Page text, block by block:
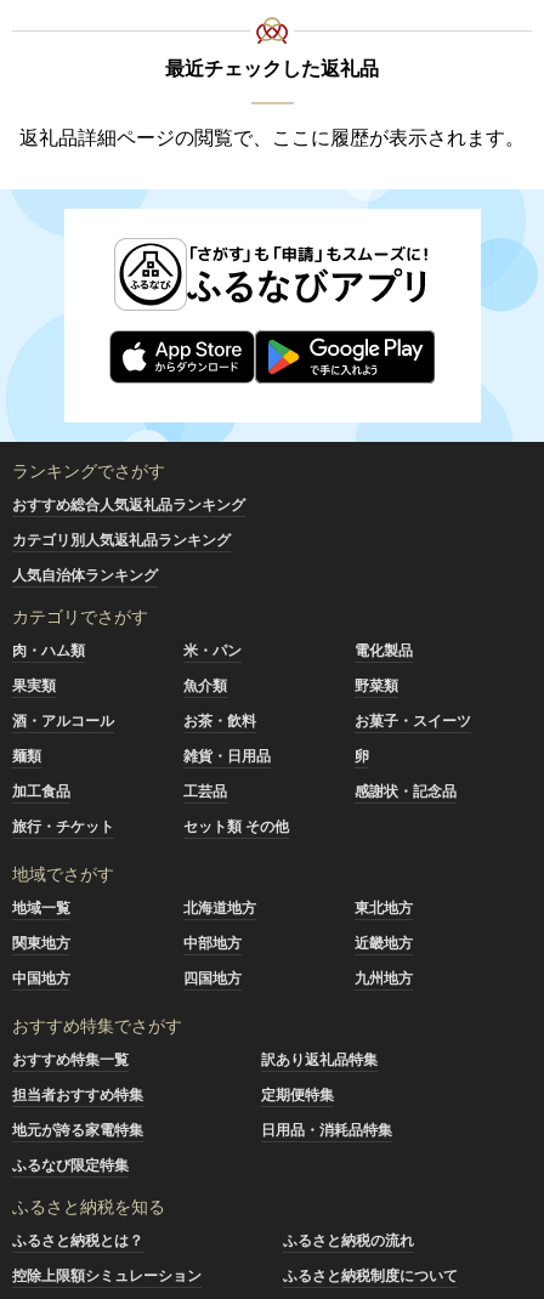
最近チェックした返礼品
返礼品詳細ページの閲覧で、ここに履歴が表示されます。
ランキングでさがす
おすすめ総合人気返礼品ランキング
カテゴリ別人気返礼品ランキング
人気自治体ランキング
カテゴリでさがす
肉・ハム類 米・パン
電化製品
果実類
魚介類
野菜類
酒・アルコール
お茶・飲料
お菓子・スイーツ
麺類
雑貨・日用品
卵
加工食品
工芸品
感謝状・記念品
旅行・チケット
セット類 その他
地域でさがす
地域一覧 北海道地方
東北地方
関東地方
中部地方
近畿地方
中国地方
四国地方 九州地方
おすすめ特集でさがす
おすすめ特集一覧
訳あり返礼品特集
担当者おすすめ特集
定期便特集
地元が誇る家電特集
日用品・消耗品特集
ふるなび限定特集
ふるさと納税を知る
ふるさと納税とは？
ふるさと納税の流れ
控除上限額シミュレーション
ふるさと納税制度について